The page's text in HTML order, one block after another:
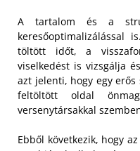
A tartalom és a
keresőoptimalizálással
töltött időt, a
viselkedést is vizsgálja
azt jelenti, hogy egy
feltöltött oldal
versenytársakkal
Ebből következik, hogy